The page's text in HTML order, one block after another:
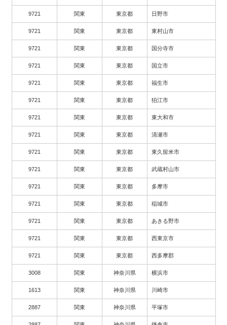
9721 関東 東京都 日野市
9721 関東 東京都 東村山市
9721 関東 東京都 国分寺市
9721 関東 東京都 国立市
9721 関東 東京都 福生市
9721 関東 東京都 狛江市
9721 関東 東京都 東大和市
9721 関東 東京都 清瀬市
9721 関東 東京都 東久留米市
9721 関東 東京都 武蔵村山市
9721 関東 東京都 多摩市
9721 関東 東京都 稲城市
9721 関東 東京都 あきる野市
9721 関東 東京都 西東京市
9721 関東 東京都 西多摩郡
3008 関東 神奈川県 横浜市
1613 関東 神奈川県 川崎市
2887 関東 神奈川県 平塚市